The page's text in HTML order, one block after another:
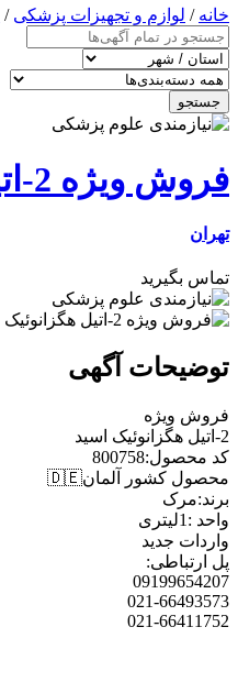
خانه / لوازم و تجهیزات پزشکی /
جستجو
فروش ویژه 2-اتیل هگزانوئیک اسید مرک 800758
تهران
تماس بگیرید
توضیحات آگهی
فروش ویژه
2-اتیل هگزانوئیک اسید
کد محصول:800758
محصول کشور آلمان🇩🇪
برند:مرک
واحد :1لیتری
واردات جدید
پل ارتباطی:
09199654207
021-66493573
021-66411752